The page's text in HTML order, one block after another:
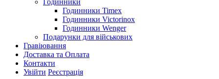
Годинники
Годинники Timex
Годинники Victorinox
Годинники Wenger
Подарунки для військових
Гравіювання
Доставка та Оплата
Контакти
Увійти Реєстрація